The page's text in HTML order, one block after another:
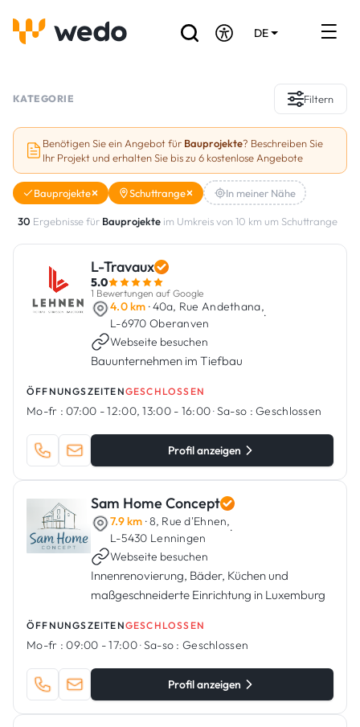
DE
Referenzen
Förderungen & Zuschüsse
Sind Sie Handwerker?
KATEGORIE Filtern
Benötigen Sie ein Angebot für Bauprojekte? Beschreiben Sie
Ihr Projekt und erhalten Sie bis zu 6 kostenlose Angebote
Bauprojekte Schuttrange In meiner Nähe
30 Ergebnisse für Bauprojekte im Umkreis von 10 km um Schuttrange
L-Travaux
5.0
1 Bewertungen auf Google
4.0 km · 40a, Rue Andethana,
L-6970 Oberanven
·
Webseite besuchen
Bauunternehmen im Tiefbau
ÖFFNUNGSZEITENGESCHLOSSEN
Mo-fr : 07:00 - 12:00, 13:00 - 16:00·Sa-so : Geschlossen
Profil anzeigen
Sam Home Concept
7.9 km · 8, Rue d'Ehnen,
L-5430 Lenningen
·
Webseite besuchen
Innenrenovierung, Bäder, Küchen und
maßgeschneiderte Einrichtung in Luxemburg
ÖFFNUNGSZEITENGESCHLOSSEN
Mo-fr : 09:00 - 17:00·Sa-so : Geschlossen
Profil anzeigen